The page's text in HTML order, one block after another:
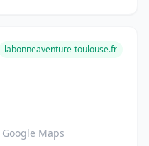
labonneaventure-toulouse.fr
Google Maps